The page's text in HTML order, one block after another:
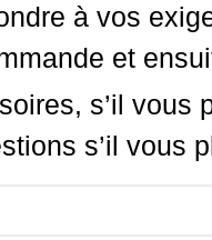
à vos
et
s’il
s’il vous